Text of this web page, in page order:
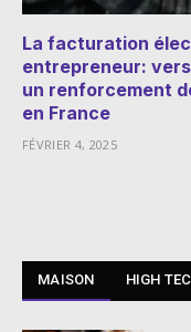
La facturation
entrepreneur:
un renforcement
en France
FÉVRIER 4, 2025
MAISON HIGH